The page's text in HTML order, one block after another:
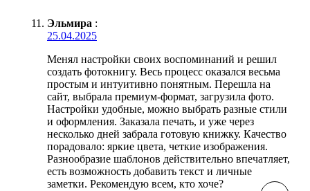
Эльмира :
25.04.2025
Менял настройки своих воспоминаний и решил
создать фотокнигу. Весь процесс оказался весьма
простым и интуитивно понятным. Перешла на
сайт, выбрала премиум-формат, загрузила фото.
Настройки удобные, можно выбрать разные стили
и оформления. Заказала печать, и уже через
несколько дней забрала готовую книжку. Качество
порадовало: яркие цвета, четкие изображения.
Разнообразие шаблонов действительно впечатляет,
есть возможность добавить текст и личные
заметки. Рекомендую всем, кто хоче?